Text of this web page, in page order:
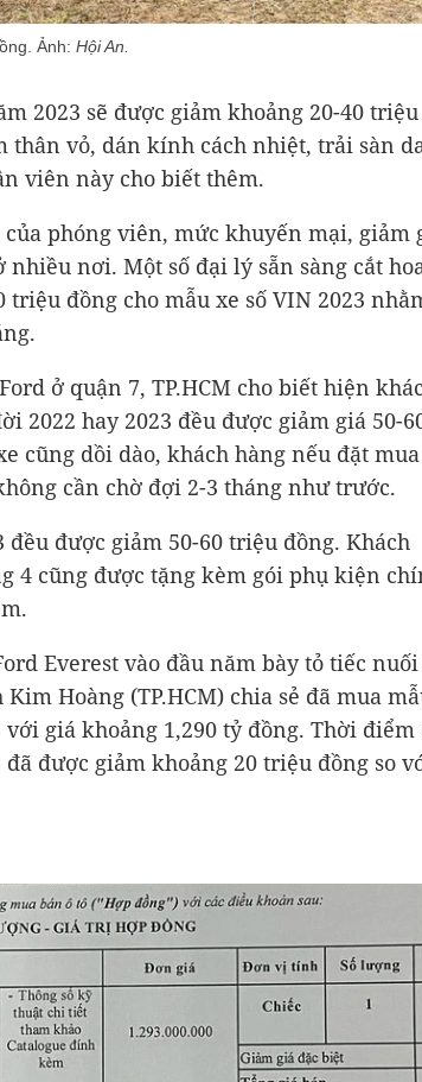
Ảnh: Hội An.
2023 sẽ được giảm khoảng 20-40 triệu
thân vỏ, dán kính cách nhiệt, trải sàn
viên này cho biết thêm.
phóng viên, mức khuyến mại, giảm
nơi. Một số đại lý sẵn sàng cắt
triệu đồng cho mẫu xe số VIN 2023
ở quận 7, TP.HCM cho biết hiện
2022 hay 2023 đều được giảm giá 50-
cũng dồi dào, khách hàng nếu đặt mua
cần chờ đợi 2-3 tháng như trước.
đều được giảm 50-60 triệu đồng. Khách
4 cũng được tặng kèm gói phụ kiện
Everest vào đầu năm bày tỏ tiếc
Hoàng (TP.HCM) chia sẻ đã mua
với giá khoảng 1,290 tỷ đồng. Thời điểm
đã được giảm khoảng 20 triệu đồng so